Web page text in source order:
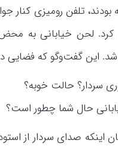
بودند، تلفن رومیزی
لحن خیابانی به محض
این گفت‌وگو که فضایی
سردار؟ حالت خوبه؟
حال شما چطور است؟
اینکه صدای سردار از